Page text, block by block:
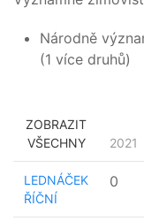
Národně
(1 více druhů)
ZOBRAZIT
VŠECHNY
2021
LEDNÁČEK
ŘÍČNÍ
0